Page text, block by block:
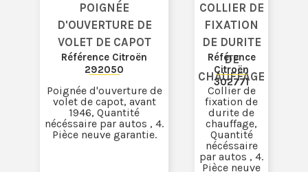
POIGNÉE
D'OUVERTURE DE
VOLET DE CAPOT
Référence Citroën
292050
Poignée d'ouverture de
volet de capot, avant
1946, Quantité
nécéssaire par autos , 4.
Pièce neuve garantie.
COLLIER DE
FIXATION
DE DURITE
DE
CHAUFFAGE
Référence
Citroën
302771
Collier de
fixation de
durite de
chauffage,
Quantité
nécéssaire
par autos , 4.
Pièce neuve